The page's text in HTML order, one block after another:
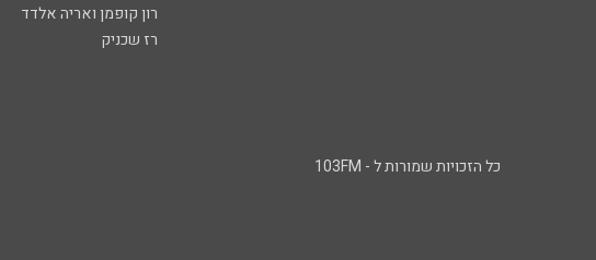
רון קופמן ואריה אלדד
רז שכניק
כל הזכויות שמורות ל - 103FM